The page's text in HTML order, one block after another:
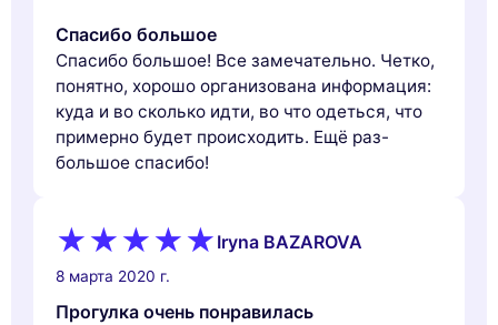
Спасибо большое
Спасибо большое! Все замечательно. Четко,
понятно, хорошо организована информация:
куда и во сколько идти, во что одеться, что
примерно будет происходить. Ещё раз-
большое спасибо!
Iryna BAZAROVA
8 марта 2020 г.
Прогулка очень понравилась